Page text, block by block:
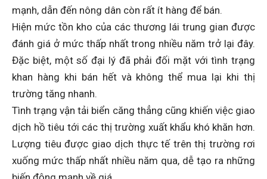
mạnh, dẫn đến nông dân còn rất ít hàng để bán.
Hiện mức tồn kho của các thương lái trung gian được
đánh giá ở mức thấp nhất trong nhiều năm trở lại đây.
Đặc biệt, một số đại lý đã phải đối mặt với tình trạng
khan hàng khi bán hết và không thể mua lại khi thị
trường tăng nhanh.
Tình trạng vận tải biển căng thẳng cũng khiến việc giao
dịch hồ tiêu tới các thị trường xuất khẩu khó khăn hơn.
Lượng tiêu được giao dịch thực tế trên thị trường rơi
xuống mức thấp nhất nhiều năm qua, dễ tạo ra những